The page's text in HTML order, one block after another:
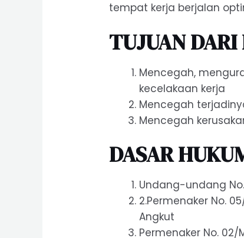
tempat kerja berjalan
TUJUAN
Mencegah,
kecelakaan kerja
Mencegah
Mencegah
DASAR
Undang-undang
2.Permenaker No.
Angkut
Permenaker No.